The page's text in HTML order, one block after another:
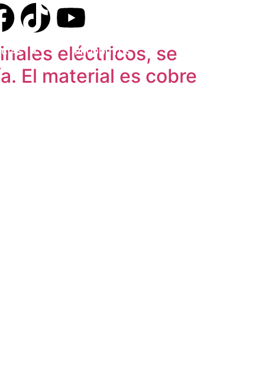
PRODUCTOS
eléctricos, se
El material es cobre